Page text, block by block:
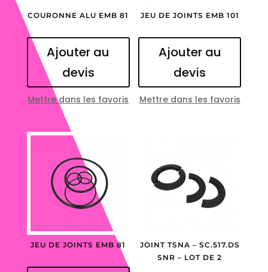
COURONNE ALU EMB 81
Ajouter au
devis
Mettre dans les favoris
JEU DE JOINTS EMB 101
Ajouter au
devis
Mettre dans les favoris
JEU DE JOINTS EMB 81
JOINT TSNA – SC.517.DS
SNR – LOT DE 2